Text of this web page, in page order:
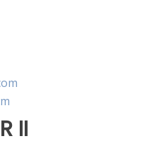
II